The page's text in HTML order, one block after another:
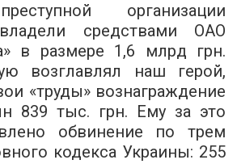
организации
средствами ОАО
в размере 1,6 млрд грн.
возглавлял наш герой,
«труды» вознаграждение
839 тыс. грн. Ему за это
обвинение по трем
кодекса Украины: 255